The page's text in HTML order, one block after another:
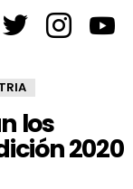
los
2020